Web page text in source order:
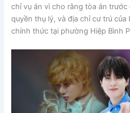
chỉ vụ án vì cho rằng tòa án
quyền thụ lý, và địa chỉ cư trú
chính thức tại phường Hiệp Bình